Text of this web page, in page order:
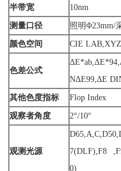
半带宽
10nm
测量口径
照明Φ23mm/
颜色空间
CIE
色差公式
NΔE99,ΔE
其他色度指标
Flop Index
观察者角度
2°/10°
观测光源
7(DLF),F8
0)